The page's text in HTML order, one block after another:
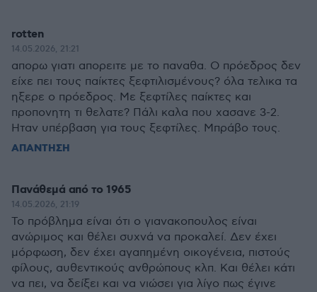
rotten
14.05.2026, 21:21
απορω γιατι απορειτε με το παναθα. Ο πρόεδρος δεν
είχε πει τους παίκτες ξεφτιλισμένους? όλα τελικα τα
ηξερε ο πρόεδρος. Με ξεφτίλες παίκτες και
προπονητη τι θελατε? Πάλι καλα που χασανε 3-2.
Ηταν υπέρβαση για τους ξεφτίλες. Μπράβο τους.
ΑΠΑΝΤΗΣΗ
Πανάθεμά από το 1965
14.05.2026, 21:19
Το πρόβλημα είναι ότι ο γιανακοπουλος είναι
ανώριμος και θέλει συχνά να προκαλεί. Δεν έχει
μόρφωση, δεν έχει αγαπημένη οικογένεια, πιστούς
φίλους, αυθεντικούς ανθρώπους κλπ. Και θέλει κάτι
να πει, να δείξει και να νιώσει για λίγο πως έγινε